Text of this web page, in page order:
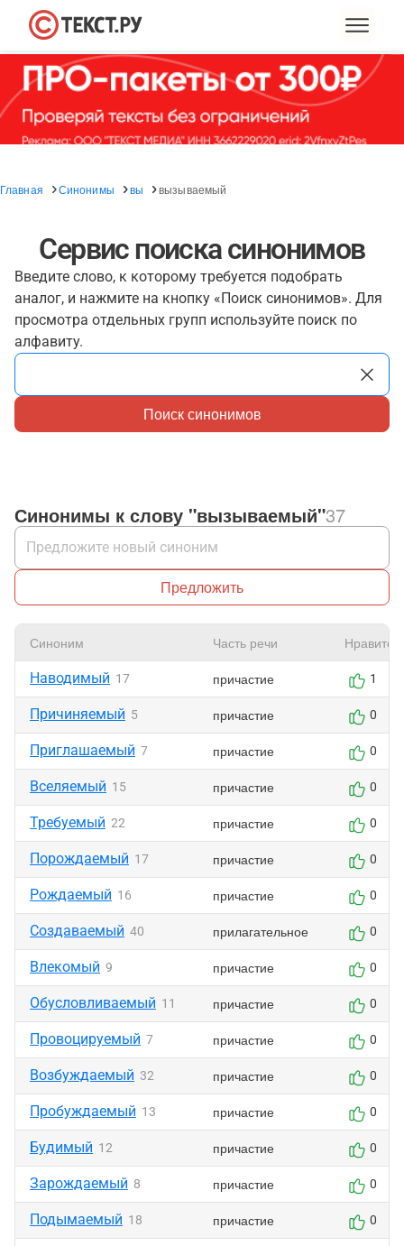
Главная Синонимы вы вызываемый
Сервис поиска синонимов
Введите слово, к которому требуется подобрать
аналог, и нажмите на кнопку «Поиск синонимов». Для
просмотра отдельных групп используйте поиск по
алфавиту.
Поиск синонимов
Синонимы к слову "вызываемый"37
Предложить
Синоним Часть речи Нравится
Наводимый 17 причастие 1
Причиняемый 5 причастие 0
Приглашаемый 7 причастие 0
Вселяемый 15 причастие 0
Требуемый 22 причастие 0
Порождаемый 17 причастие 0
Рождаемый 16 причастие 0
Создаваемый 40 прилагательное 0
Влекомый 9 причастие 0
Обусловливаемый 11 причастие 0
Провоцируемый 7 причастие 0
Возбуждаемый 32 причастие 0
Пробуждаемый 13 причастие 0
Будимый 12 причастие 0
Зарождаемый 8 причастие 0
Подымаемый 18 причастие 0